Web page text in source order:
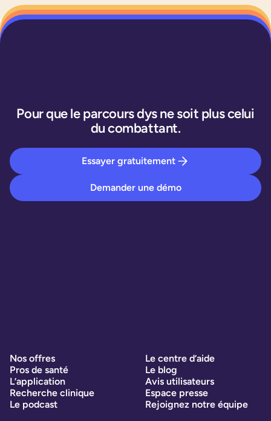
Pour que le parcours dys ne soit plus celui
du combattant.
Essayer gratuitement
Demander une démo
Nos offres
Pros de santé
L’application
Recherche clinique
Le podcast
Le centre d’aide
Le blog
Avis utilisateurs
Espace presse
Rejoignez notre équipe